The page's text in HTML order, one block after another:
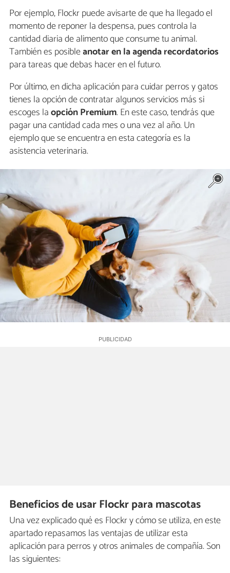
Por ejemplo, Flockr puede avisarte de que ha llegado el
momento de reponer la despensa, pues controla la
cantidad diaria de alimento que consume tu animal.
También es posibleanotar en la agenda recordatorios
para tareas que debas hacer en el futuro.
Por último, en dicha aplicación para cuidar perros y gatos
tienes la opción de contratar algunos servicios más si
escoges laopción Premium. En este caso, tendrás que
pagar una cantidad cada mes o una vez al año. Un
ejemplo que se encuentra en esta categoría es la
asistencia veterinaria.
Beneficios de usar Flockr para mascotas
Una vez explicado qué es Flockr y cómo se utiliza, en este
apartado repasamos las ventajas de utilizar esta
aplicación para perros y otros animales de compañía. Son
las siguientes: